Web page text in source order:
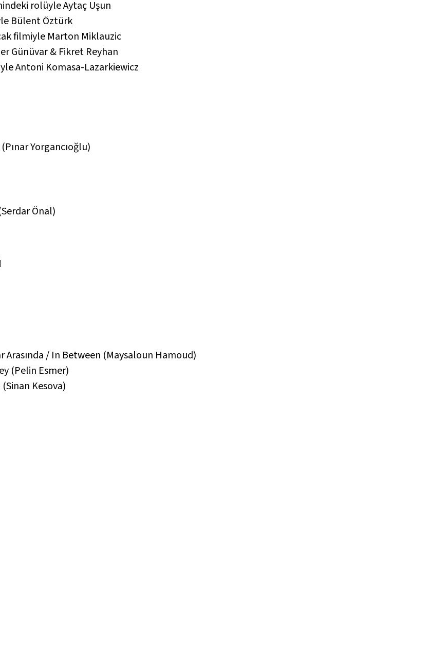
rolüyle Aytaç Uşun
Bülent Öztürk
filmiyle Marton Miklauzic
Günüvar & Fikret Reyhan
Antoni Komasa-Lazarkiewicz
(Pınar Yorgancıoğlu)
Önal)
Arasında / In Between (Maysaloun Hamoud)
(Pelin Esmer)
(Sinan Kesova)